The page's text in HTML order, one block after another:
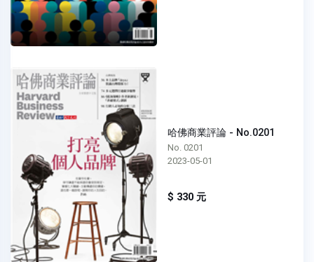
哈佛商業評論 - No.0201
No. 0201
2023-05-01
$ 330 元